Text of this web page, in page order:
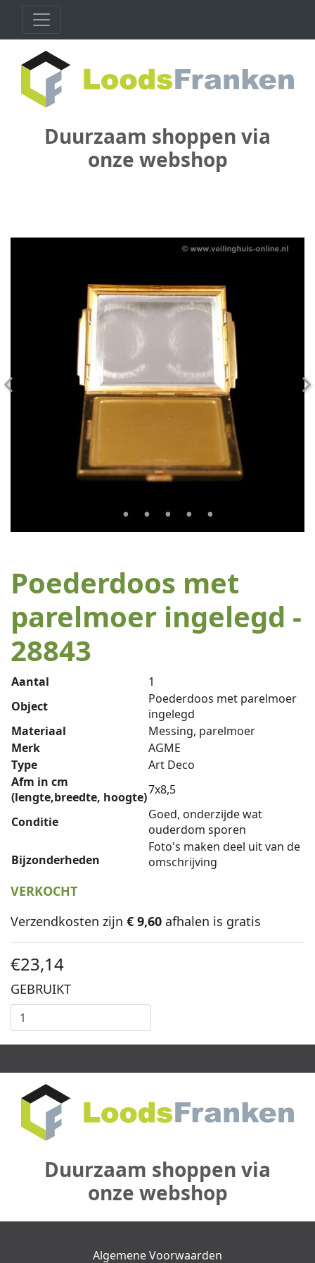
Duurzaam shoppen via
onze webshop
Poederdoos met
parelmoer ingelegd -
28843
Aantal
1
Object
Poederdoos met parelmoer
ingelegd
Materiaal
Messing, parelmoer
Merk
AGME
Type
Art Deco
Afm in cm
(lengte,breedte, hoogte)7x8,5
Conditie
Goed, onderzijde wat
ouderdom sporen
Bijzonderheden
Foto's maken deel uit van de
omschrijving
VERKOCHT
Verzendkosten zijn € 9,60 afhalen is gratis
€23,14
GEBRUIKT
Duurzaam shoppen via
onze webshop
Algemene Voorwaarden